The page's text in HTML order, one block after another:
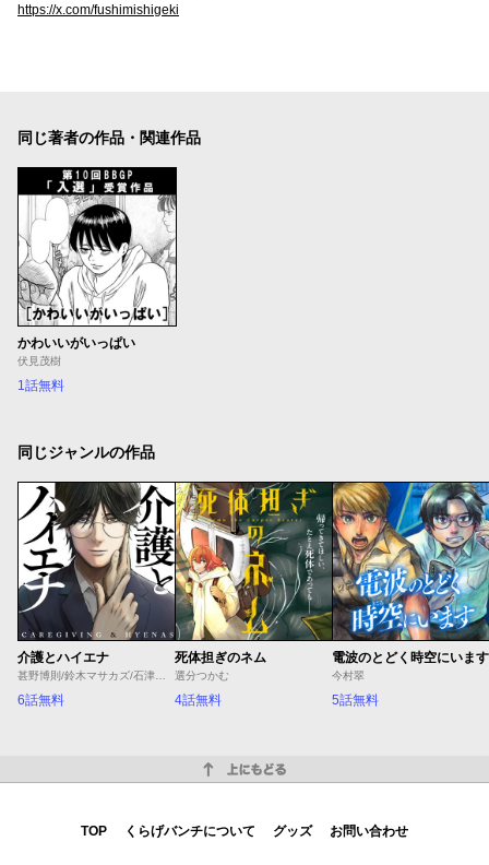
https://x.com/fushimishigeki
同じ著者の作品・関連作品
かわいいがいっぱい
伏見茂樹
1話無料
同じジャンルの作品
介護とハイエナ
6話無料
死体担ぎのネム
選分つかむ
4話無料
電波のとどく時空にいます
今村翠
5話無料
TOP くらげバンチについて グッズ お問い合わせ